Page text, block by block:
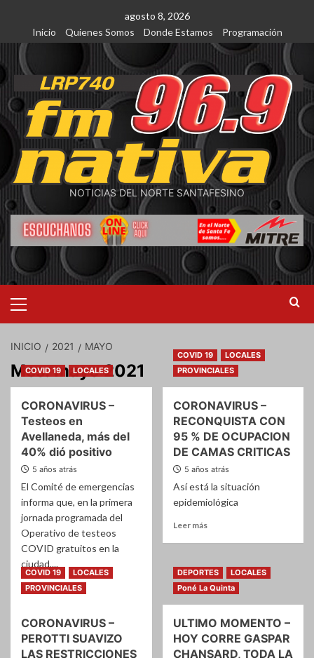
contenido
agosto 8, 2026
Inicio
Quienes Somos Donde Estamos Programación
NOTICIAS DEL NORTE SANTAFESINO
primario
INICIO 2021 MAYO
Mes:mayo 2021
COVID 19 LOCALES
CORONAVIRUS –
Testeos en
Avellaneda, más del
40% dió positivo
5 años atrás
El Comité de emergencias
informa que, en la primera
jornada programada del
Operativo de testeos
COVID gratuitos en la
ciudad,...
Leer másLeer
CORONAVIRUS
–
Testeos
COVID 19
LOCALES
PROVINCIALES
CORONAVIRUS –
RECONQUISTA CON
95 % DE OCUPACION
DE CAMAS CRITICAS
5 años atrás
Así está la situación
epidemiológica
Leer másLeer
–
RECONQUISTA
CON
95
%
DE
COVID 19
LOCALES
PROVINCIALES
CORONAVIRUS –
PEROTTI SUAVIZO
LAS RESTRICCIONES
DEPORTES
LOCALES
Poné La Quinta
ULTIMO MOMENTO –
HOY CORRE GASPAR
CHANSARD, TODA LA